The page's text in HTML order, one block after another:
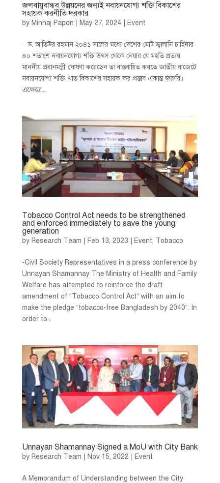
জলবায়ুবান্ধব উন্নয়নের জন্যই নবায়নযোগ্য শক্তি বিকাশের
সহায়ক করনীতি দরকার
by Minhaj Papon May 27, 2024| Event
– ড. আতিউর রহমান ২০৪১ সালের মধ্যে দেশের মোট জ্বালানি চাহিদার
৪০ শতাংশ নবায়নযোগ্য শক্তি উৎস থেকে নেয়ার যে মহতি প্রত্যয়
মাননীয় প্রধানমন্ত্রী ঘোষণা করেছেন তা বাস্তবায়িত করতে জাতীয় বাজেটে
নবায়নযোগ্য শক্তি খাত বিকাশের সহায়ক কর প্রস্তাব একান্ত জরুরি।
এক্ষেত্রে...
Tobacco Control Act needs to be strengthened
and enforced immediately to save the young
generation
by Research Team Feb 13, 2023 Event, Tobacco
-Civil Society Representatives in a press conference by
Unnayan Shamannay The Ministry of Health and Family
Welfare has attempted to reinforce the draft
amendment of “Tobacco Control Act” with an aim to
make the pledge “tobacco-free Bangladesh by 2040”. In
order to...
Unnayan Shamannay Signed a MoU with City Bank
by Research Team Nov 15, 2022 Event
A Memorandum of Understanding between the City